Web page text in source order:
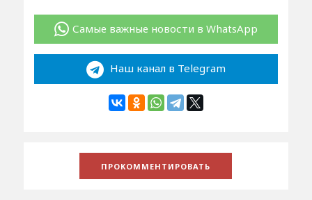
Самые важные новости в WhatsApp
Наш канал в Telegram